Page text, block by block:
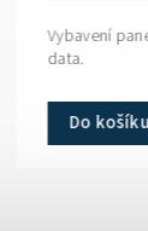
Do košíku
Vybavení panelu